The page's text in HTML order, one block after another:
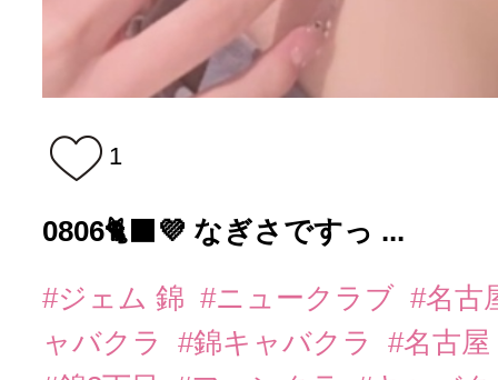
1
0806🐈‍⬛💜 なぎさですっ ...
#ジェム 錦 #ニュークラブ #名古
ャバクラ
#錦キャバクラ
#名古屋